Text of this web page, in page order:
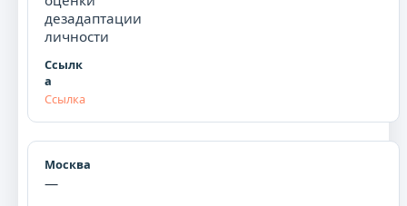
дезадаптации
личности
Ссылка
—